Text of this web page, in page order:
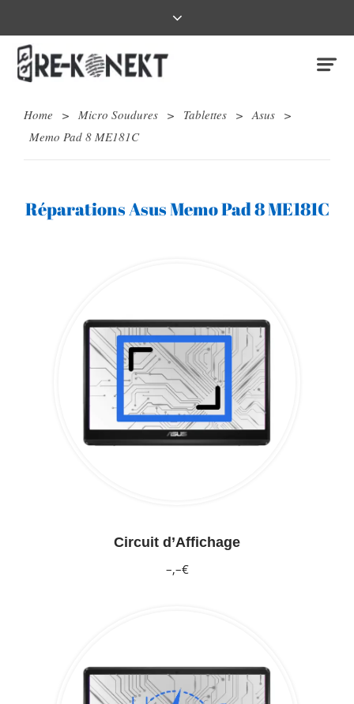
Home > Micro Soudures > Tablettes > Asus >
Memo Pad 8 ME181C
Réparations Asus Memo Pad 8 ME181C
Circuit d’Affichage
–,–€